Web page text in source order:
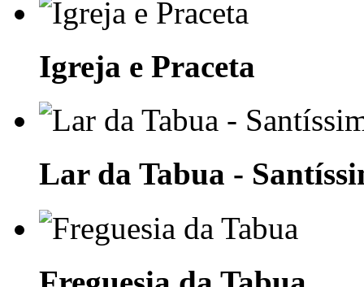
Igreja e Praceta
Lar da Tabua -